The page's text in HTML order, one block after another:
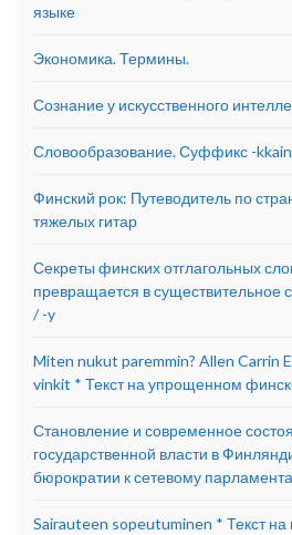
языке
Экономика. Термины.
Сознание у искусственного
Словообразование. Суффикс -
Финский рок: Путеводитель по
тяжелых гитар
Секреты финских отглагольных
превращается в
/ -y
Miten nukut paremmin? Allen Carrin
vinkit * Текст на упрощенном
Становление и современное
государственной власти в
бюрократии к сетевому
Sairauteen sopeutuminen * Текст